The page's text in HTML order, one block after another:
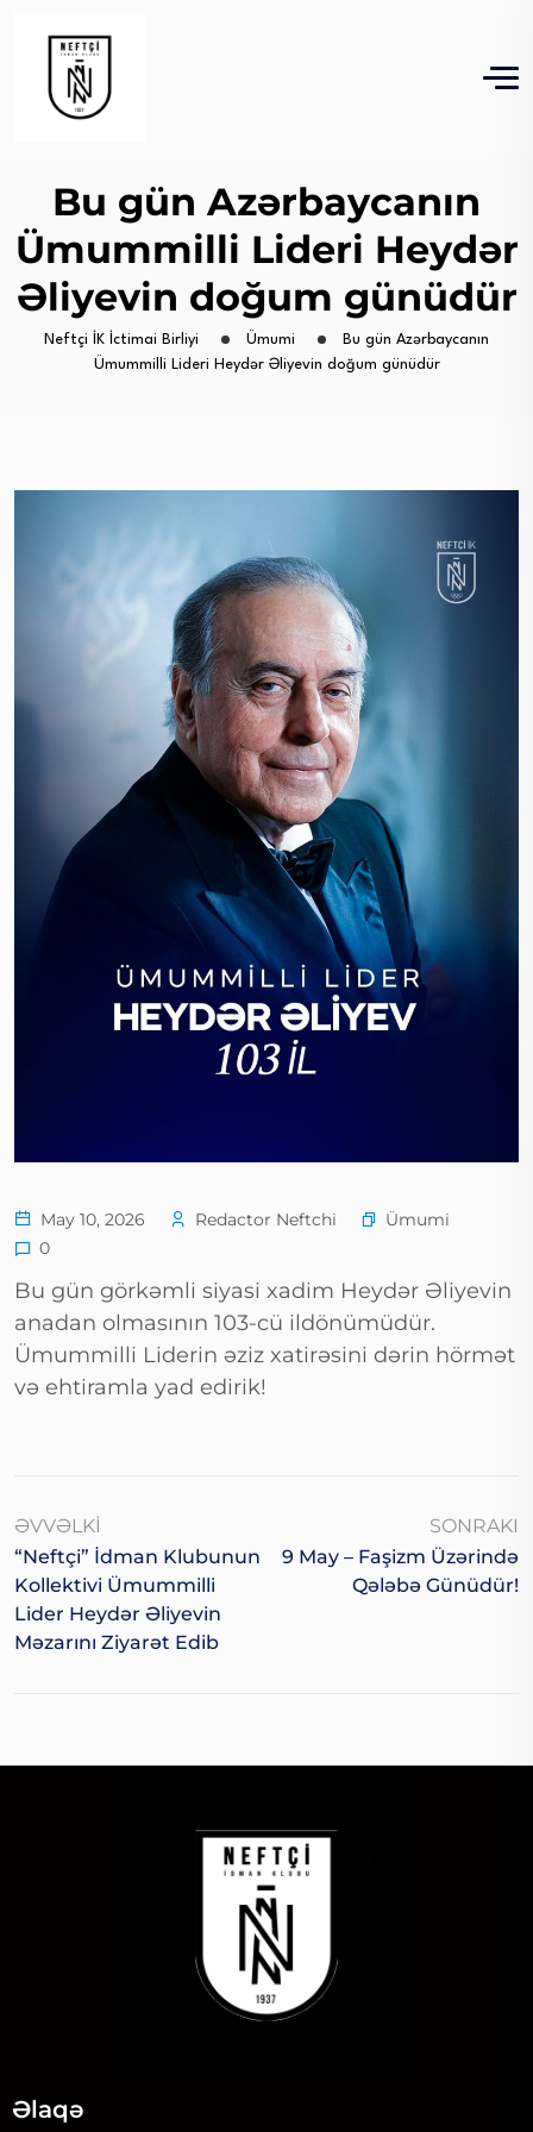
Bu gün Azərbaycanın
Ümummilli Lideri Heydər
Əliyevin doğum günüdür
Neftçi İK İctimai Birliyi Ümumi
Bu gün Azərbaycanın
Ümummilli Lideri Heydər Əliyevin doğum günüdür
May 10, 2026 Redactor Neftchi
Ümumi
0
Bu gün görkəmli siyasi xadim Heydər Əliyevin
anadan olmasının 103-cü ildönümüdür.
Ümummilli Liderin əziz xatirəsini dərin hörmət
və ehtiramla yad edirik!
ƏVVƏLKI
“Neftçi” İdman Klubunun
Kollektivi Ümummilli
Lider Heydər Əliyevin
Məzarını Ziyarət Edib
SONRAKI
9 May – Faşizm Üzərində
Qələbə Günüdür!
Əlaqə